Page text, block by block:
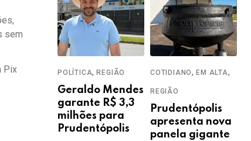
sem
Pix
POLÍTICA,REGIÃO
Geraldo Mendes
garante R$ 3,3
milhões para
Prudentópolis
COTIDIANO,EM ALTA,
REGIÃO
Prudentópolis
apresenta nova
panela gigante